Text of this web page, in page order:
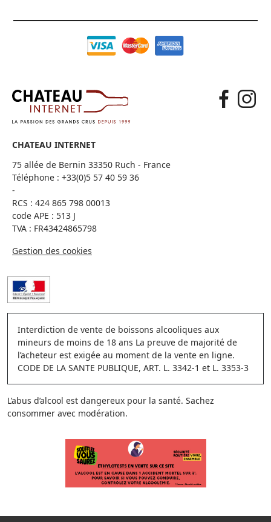
CHATEAU INTERNET
75 allée de Bernin 33350 Ruch - France
Téléphone : +33(0)5 57 40 59 36
-
RCS : 424 865 798 00013
code APE : 513 J
TVA : FR43424865798
Gestion des cookies
Interdiction de vente de boissons alcooliques aux
mineurs de moins de 18 ans La preuve de majorité de
l’acheteur est exigée au moment de la vente en ligne.
CODE DE LA SANTE PUBLIQUE, ART. L. 3342-1 et L. 3353-3
L’abus d’alcool est dangereux pour la santé. Sachez
consommer avec modération.